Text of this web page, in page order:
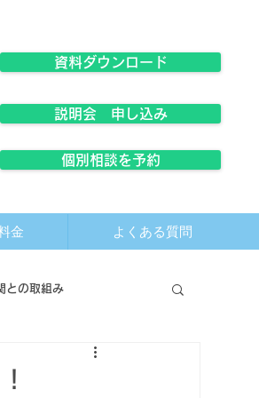
資料ダウンロード
説明会 申し込み
個別相談を予約
金 よくある質問
との取組み